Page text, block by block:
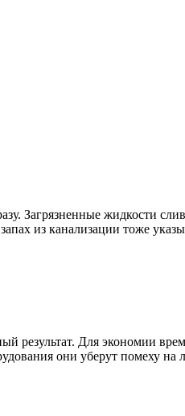
Загрязненные жидкости
из канализации тоже
результат. Для экономии
они уберут помеху на